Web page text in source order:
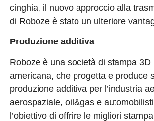
cinghia, il nuovo approccio alla
di Roboze è stato un ulteriore
Produzione additiva
Roboze è una società di stampa 3D
americana, che progetta e produce
produzione additiva per l’industria
aerospaziale, oil&gas e
l’obiettivo di offrire le migliori